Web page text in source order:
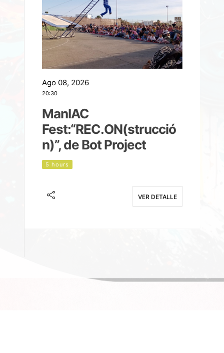
Ago 08, 2026
20:30
ManIAC
Fest:“REC.ON(strucció
n)”, de Bot Project
5 hours
VER DETALLE